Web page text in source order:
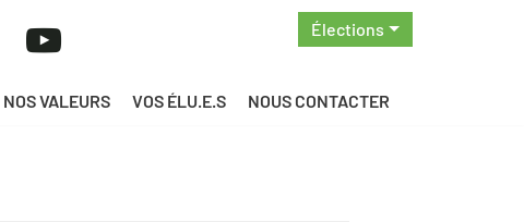
Élections
NOS VALEURS VOS ÉLU.E.S NOUS CONTACTER